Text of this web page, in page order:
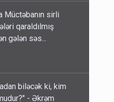
sirli
qaraldılmış
biləcək ki, kim